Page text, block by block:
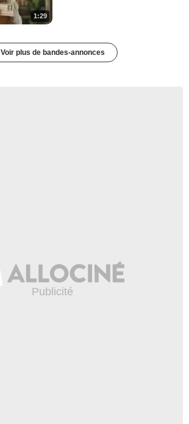
1:29
Voir plus de bandes-annonces